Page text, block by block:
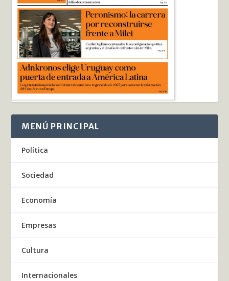
MENÚ PRINCIPAL
Política
Sociedad
Economía
Empresas
Cultura
Internacionales